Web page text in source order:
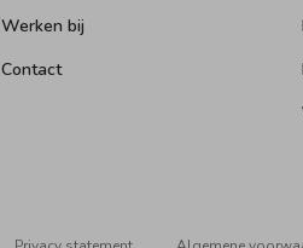
Werken bij
Contact